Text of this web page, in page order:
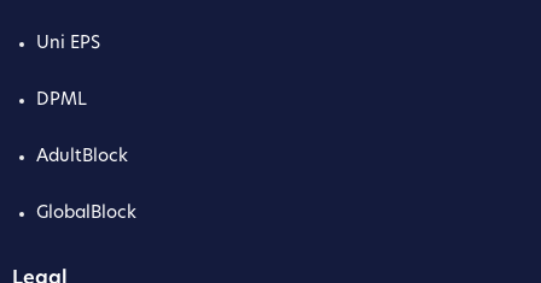
Uni EPS
DPML
AdultBlock
GlobalBlock
Legal